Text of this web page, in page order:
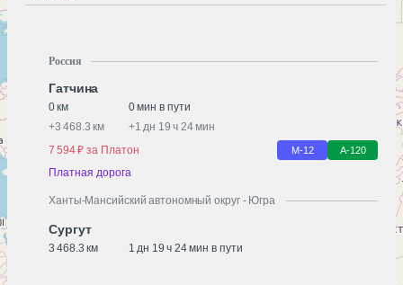
Россия
Гатчина
0 км
0 мин в пути
+3 468.3 км +1 дн 19 ч 24 мин
7 594 ₽ за Платон
М-12 А-120
Платная дорога
Ханты-Мансийский автономный округ - Югра
Сургут
3 468.3 км 1 дн 19 ч 24 мин в пути